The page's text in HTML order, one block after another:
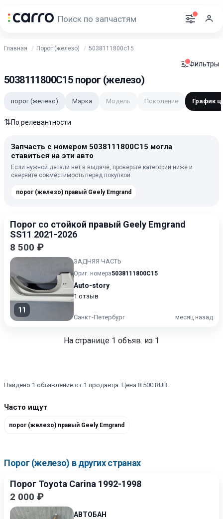
Главная Порог (железо) 5038111800c15
Фильтры
5038111800C15 порог (железо)
порог (железо) Марка Модель Поколение График
⇅По релевантности
Запчасть с номером 5038111800C15 могла
ставиться на эти авто
Если нужной детали нет в выдаче, проверьте категории ниже и
сверяйте совместимость перед покупкой.
порог (железо) правый Geely Emgrand
Порог со стойкой правый Geely Emgrand
SS11 2021-2026
8 500 ₽
11
ЗАДНЯЯ ЧАСТЬ
Ориг. номера5038111800C15
Auto-story
1 отзыв
Санкт-Петербург месяц назад
На странице 1 объяв. из 1
Найдено 1 объявление от 1 продавца. Цена 8 500 RUB.
Часто ищут
порог (железо) правый Geely Emgrand
Порог (железо) в других странах
Порог Toyota Carina 1992-1998
2 000 ₽
АВТОБАН